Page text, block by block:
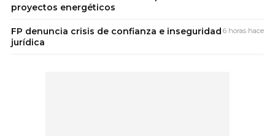
proyectos energéticos
FP denuncia crisis de confianza e inseguridad
jurídica
6 horas hace